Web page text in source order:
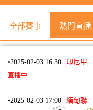
全部賽事 熱門直播
•2025-02-03 16:30 印尼甲
直播中
•2025-02-03 17:00
緬甸聯